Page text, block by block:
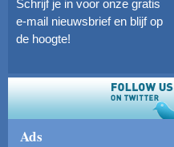
Schrijf je in voor onze gratis
e-mail nieuwsbrief en blijf op
de hoogte!
Ads